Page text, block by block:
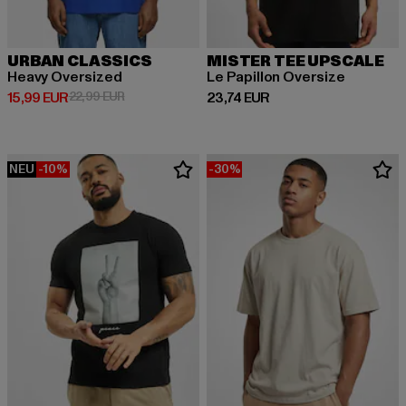
URBAN CLASSICS
Heavy Oversized
15,99 EUR
Derzeitiger Preis: 15,99 EUR
22,99 EURAktionspreis: 22,99 EUR
MISTER TEE UPSCALE
Le Papillon Oversize
23,74 EUR
Derzeitiger Preis: 23,74 EUR
NEU -10% -30%